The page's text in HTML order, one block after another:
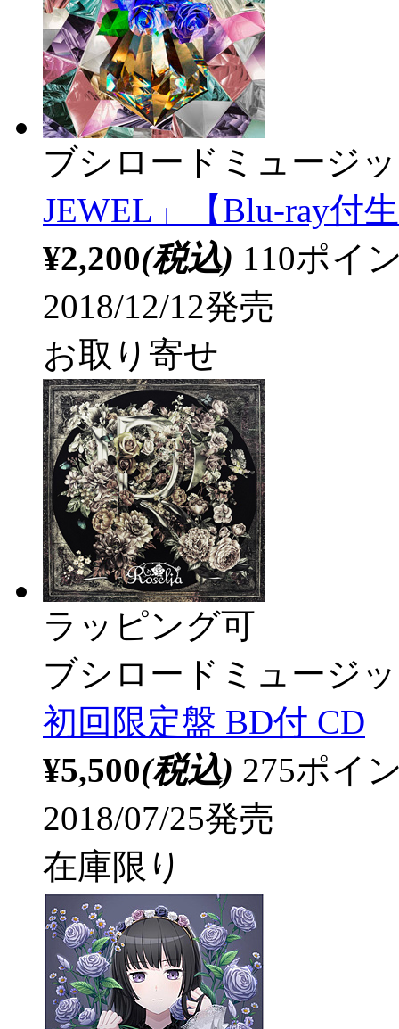
ブシロードミュージ
JEWEL」【Blu-ray付
¥2,200(税込) 110ポイ
2018/12/12発売
お取り寄せ
ラッピング可
ブシロードミュージ
初回限定盤 BD付 CD
¥5,500(税込) 275ポイ
2018/07/25発売
在庫限り